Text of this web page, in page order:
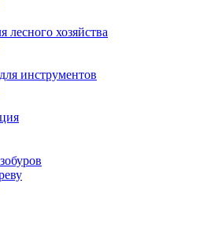
хозяйства
инструментов